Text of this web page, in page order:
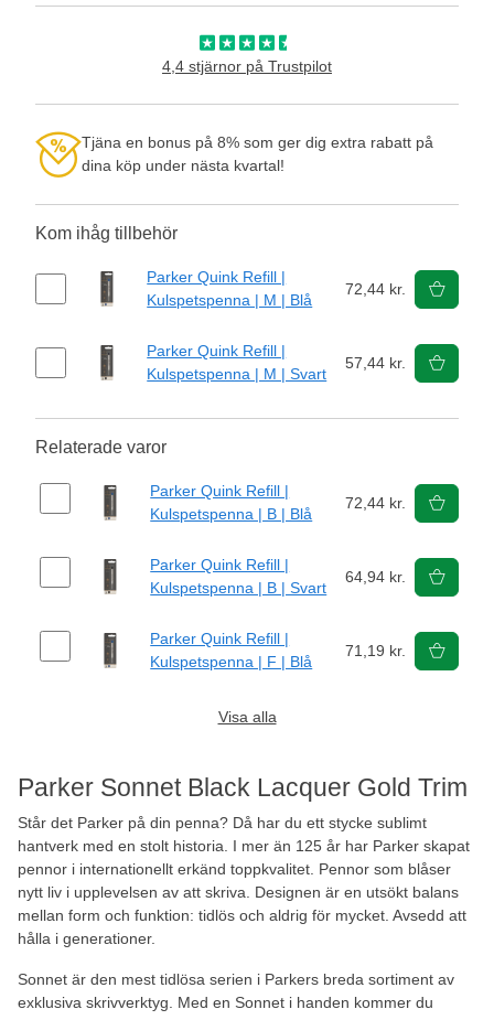
Parker Sonnet Black Lacquer Gold Trim
Står det Parker på din penna? Då har du ett stycke sublimt
hantverk med en stolt historia. I mer än 125 år har Parker skapat
pennor i internationellt erkänd toppkvalitet. Pennor som blåser
nytt liv i upplevelsen av att skriva. Designen är en utsökt balans
mellan form och funktion: tidlös och aldrig för mycket. Avsedd att
hålla i generationer.
Sonnet är den mest tidlösa serien i Parkers breda sortiment av
exklusiva skrivverktyg. Med en Sonnet i handen kommer du
4,4 stjärnor på Trustpilot
Tjäna en bonus på 8% som ger dig extra rabatt på
dina köp under nästa kvartal!
Kom ihåg tillbehör
Parker Quink Refill |
Kulspetspenna | M | Blå
72,44 kr.
Parker Quink Refill |
Kulspetspenna | M | Svart
57,44 kr.
Relaterade varor
Parker Quink Refill |
Kulspetspenna | B | Blå
72,44 kr.
Parker Quink Refill |
Kulspetspenna | B | Svart
64,94 kr.
Parker Quink Refill |
Kulspetspenna | F | Blå
71,19 kr.
Visa alla